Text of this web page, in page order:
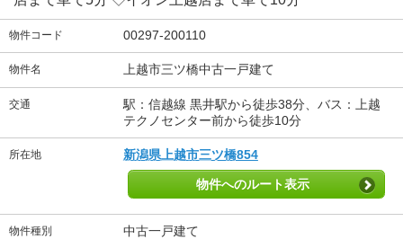
物件コード 00297-200110
物件名 上越市三ツ橋中古一戸建て
交通
駅：信越線 黒井駅から徒歩38分、バス：上越
テクノセンター前から徒歩10分
所在地 新潟県上越市三ツ橋854
物件へのルート表示
物件種別 中古一戸建て